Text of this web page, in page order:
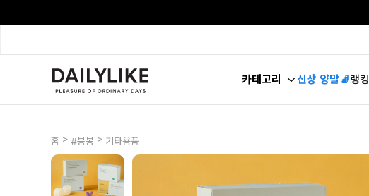
카테고리 신상 양말🧦랭킹
홈 > #봉봉 > 기타용품